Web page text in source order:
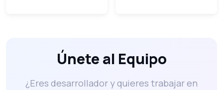
Únete al Equipo
¿Eres desarrollador y quieres trabajar en